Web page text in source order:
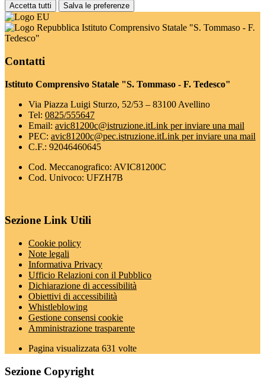
Accetta tutti Salva le preferenze
Istituto Comprensivo Statale "S. Tommaso - F.
Tedesco"
Contatti
Istituto Comprensivo Statale "S. Tommaso - F. Tedesco"
Via Piazza Luigi Sturzo, 52/53 – 83100 Avellino
Tel: 0825/555647
Email: avic81200c@istruzione.itLink per inviare una mail
PEC: avic81200c@pec.istruzione.itLink per inviare una mail
C.F.: 92046460645
Cod. Meccanografico: AVIC81200C
Cod. Univoco: UFZH7B
Sezione Link Utili
Cookie policy
Note legali
Informativa Privacy
Ufficio Relazioni con il Pubblico
Dichiarazione di accessibilità
Obiettivi di accessibilità
Whistleblowing
Gestione consensi cookie
Amministrazione trasparente
Pagina visualizzata 631 volte
Sezione Copyright